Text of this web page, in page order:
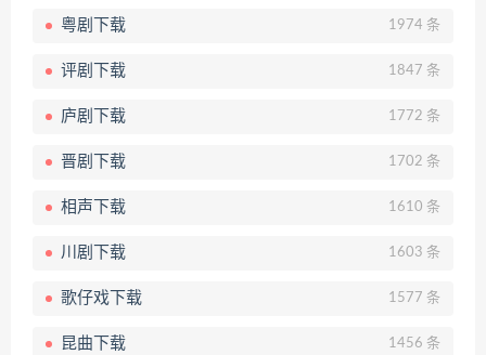
粤剧下载 1974 条
评剧下载 1847 条
庐剧下载 1772 条
晋剧下载 1702 条
相声下载 1610 条
川剧下载 1603 条
歌仔戏下载 1577 条
昆曲下载 1456 条